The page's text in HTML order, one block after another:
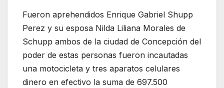
Fueron aprehendidos Enrique Gabriel Shupp
Perez y su esposa Nilda Liliana Morales de
Schupp ambos de la ciudad de Concepción del
poder de estas personas fueron incautadas
una motocicleta y tres aparatos celulares
dinero en efectivo la suma de 697.500